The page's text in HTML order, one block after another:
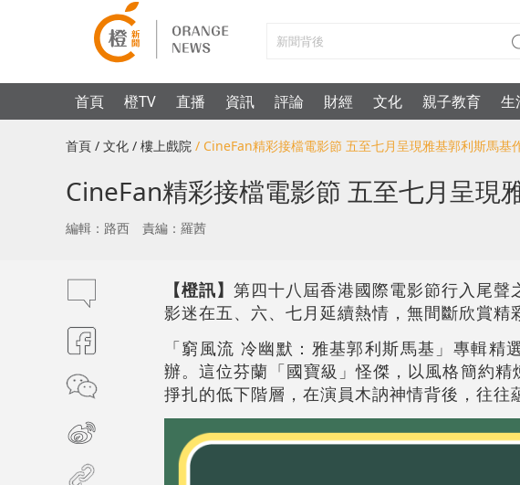
首頁 橙TV 直播 資訊 評論 財經 文化 親子教育 生
首頁 / 文化 / 樓上戲院 / CineFan精彩接檔電影節 五至七月呈現雅基郭利斯馬基
CineFan精彩接檔電影節 五至七月呈現
編輯：路西 責編：羅茜
【橙訊】 第四十八屆香港國際電影節行入尾
影迷在五、六、七月延續熱情，無間斷欣賞精
「窮風流 冷幽默：雅基郭利斯馬基」專輯
辦。這位芬蘭「國寶級」怪傑，以風格簡約
掙扎的低下階層，在演員木訥神情背後，往往